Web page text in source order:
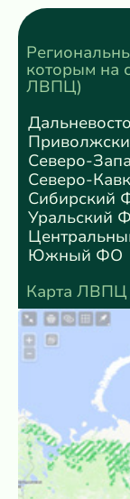
которым на
ЛВПЦ)
Северо-
Северо-
Сибирский
Уральский
Южный ФО
Карта ЛВПЦ